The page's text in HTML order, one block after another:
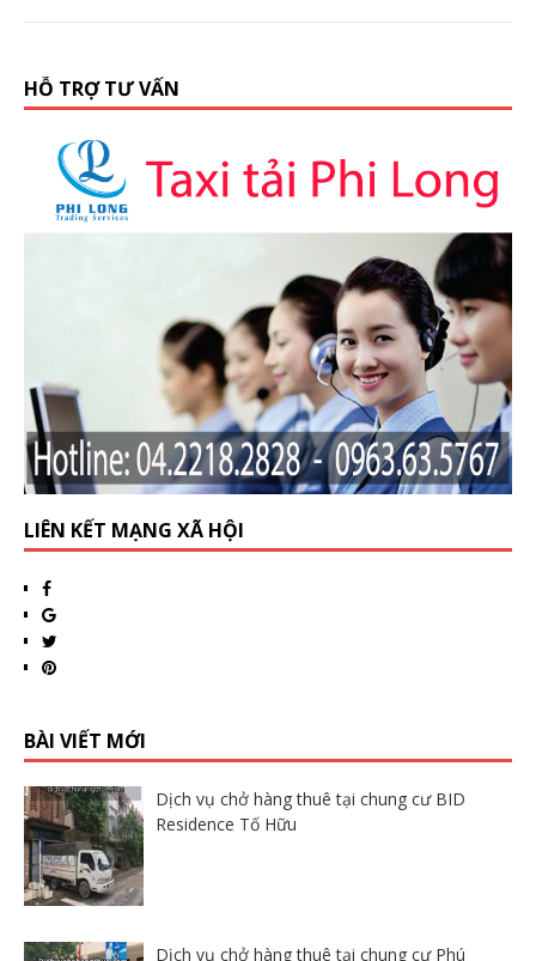
HỖ TRỢ TƯ VẤN
LIÊN KẾT MẠNG XÃ HỘI
BÀI VIẾT MỚI
Dịch vụ chở hàng thuê tại chung cư BID
Residence Tố Hữu
Dịch vụ chở hàng thuê tại chung cư Phú